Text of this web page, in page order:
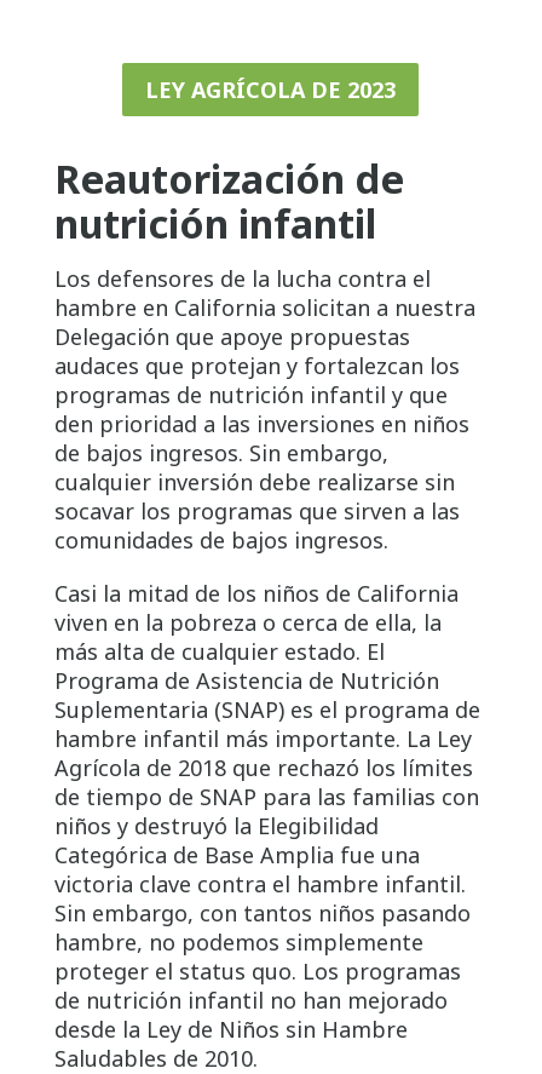
LEY AGRÍCOLA DE 2023
Reautorización de
nutrición infantil
Los defensores de la lucha contra el
hambre en California solicitan a nuestra
Delegación que apoye propuestas
audaces que protejan y fortalezcan los
programas de nutrición infantil y que
den prioridad a las inversiones en niños
de bajos ingresos. Sin embargo,
cualquier inversión debe realizarse sin
socavar los programas que sirven a las
comunidades de bajos ingresos.
Casi la mitad de los niños de California
viven en la pobreza o cerca de ella, la
más alta de cualquier estado. El
Programa de Asistencia de Nutrición
Suplementaria (SNAP) es el programa de
hambre infantil más importante. La Ley
Agrícola de 2018 que rechazó los límites
de tiempo de SNAP para las familias con
niños y destruyó la Elegibilidad
Categórica de Base Amplia fue una
victoria clave contra el hambre infantil.
Sin embargo, con tantos niños pasando
hambre, no podemos simplemente
proteger el status quo. Los programas
de nutrición infantil no han mejorado
desde la Ley de Niños sin Hambre
Saludables de 2010.